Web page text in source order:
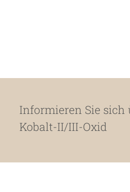
Informieren Sie sich
Kobalt-II/III-Oxid